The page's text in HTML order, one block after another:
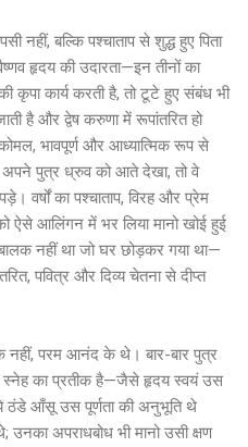
नहीं, बल्कि पश्चाताप से शुद्ध हुए पिता
हृदय की उदारता—इन तीनों का
कृपा कार्य करती है, तो टूटे हुए संबंध भी
है और द्वेष करुणा में रूपांतरित हो
भावपूर्ण और आध्यात्मिक रूप से
ने अपने पुत्र ध्रुव को आते देखा, तो वे
वर्षों का पश्चाताप, विरह और प्रेम
ऐसे आलिंगन में भर लिया मानो खोई हुई
नहीं था जो घर छोड़कर गया था—
पवित्र और दिव्य चेतना से दीप्त
परम आनंद के थे। बार-बार पुत्र
स्नेह का प्रतीक है—जैसे हृदय स्वयं उस
ये ठंडे आँसू उस पूर्णता की अनुभूति थे
अपराधबोध भी मानो उसी क्षण